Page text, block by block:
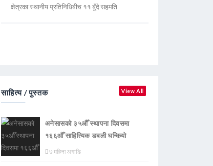
क्षेत्रका स्थानीय प्रतिनिधिबीच ११ बुँदे सहमति
साहित्य / पुस्तक View All
अनेसासको ३५औँ स्थापना दिवसमा
१६६औँ साहित्यिक डबली घन्कियाे
७ महिना अगाडि